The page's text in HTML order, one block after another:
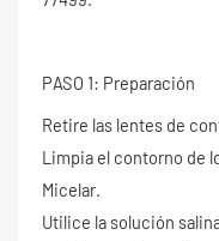
PASO 1: Preparación
Retire las lentes de
Limpia el contorno de
Micelar.
Utilice la solución